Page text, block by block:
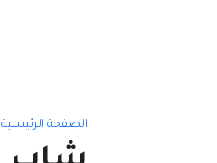
الصفحة الرئيسية